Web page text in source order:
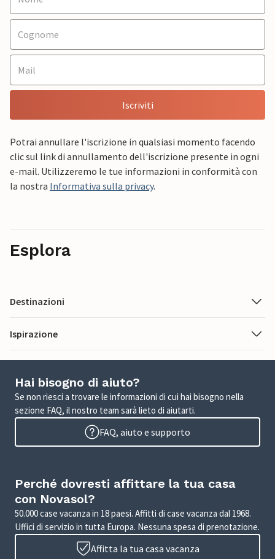
Iscriviti
Potrai annullare l'iscrizione in qualsiasi momento facendo
clic sul link di annullamento dell'iscrizione presente in ogni
e-mail. Utilizzeremo le tue informazioni in conformità con
la nostra Informativa sulla privacy.
Esplora
Destinazioni
Ispirazione
Hai bisogno di aiuto?
Se non riesci a trovare le informazioni di cui hai bisogno nella
sezione FAQ, il nostro team sarà lieto di aiutarti.
FAQ, aiuto e supporto
Perché dovresti affittare la tua casa
con Novasol?
50.000 case vacanza in 18 paesi. Affitti di case vacanza dal 1968.
Uffici di servizio in tutta Europa. Nessuna spesa di prenotazione.
Affitta la tua casa vacanza